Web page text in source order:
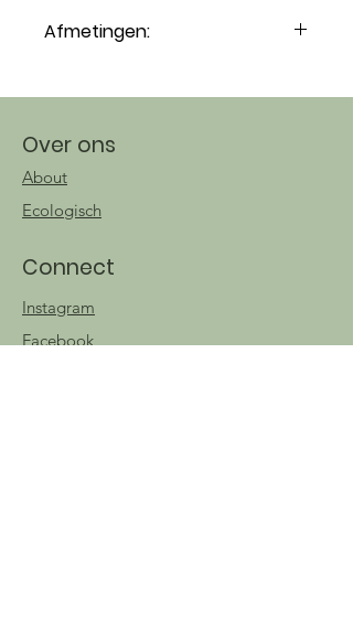
Afmetingen:
Over ons
Connect
About
Ecologisch
Instagram
Facebook